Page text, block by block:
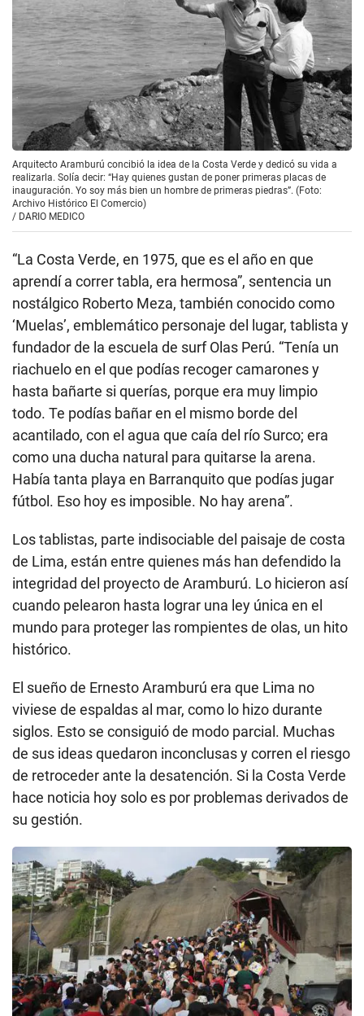
Arquitecto Aramburú concibió la idea de la Costa Verde y dedicó su vida a
realizarla. Solía decir: “Hay quienes gustan de poner primeras placas de
inauguración. Yo soy más bien un hombre de primeras piedras”. (Foto:
Archivo Histórico El Comercio)
/ DARIO MEDICO
“La Costa Verde, en 1975, que es el año en que
aprendí a correr tabla, era hermosa”, sentencia un
nostálgico Roberto Meza, también conocido como
‘Muelas’, emblemático personaje del lugar, tablista y
fundador de la escuela de surf Olas Perú. “Tenía un
riachuelo en el que podías recoger camarones y
hasta bañarte si querías, porque era muy limpio
todo. Te podías bañar en el mismo borde del
acantilado, con el agua que caía del río Surco; era
como una ducha natural para quitarse la arena.
Había tanta playa en Barranquito que podías jugar
fútbol. Eso hoy es imposible. No hay arena”.
Los tablistas, parte indisociable del paisaje de costa
de Lima, están entre quienes más han defendido la
integridad del proyecto de Aramburú. Lo hicieron así
cuando pelearon hasta lograr una ley única en el
mundo para proteger las rompientes de olas, un hito
histórico.
El sueño de Ernesto Aramburú era que Lima no
viviese de espaldas al mar, como lo hizo durante
siglos. Esto se consiguió de modo parcial. Muchas
de sus ideas quedaron inconclusas y corren el riesgo
de retroceder ante la desatención. Si la Costa Verde
hace noticia hoy solo es por problemas derivados de
su gestión.